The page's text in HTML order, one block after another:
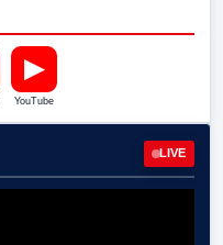
▶
YouTube
LIVE